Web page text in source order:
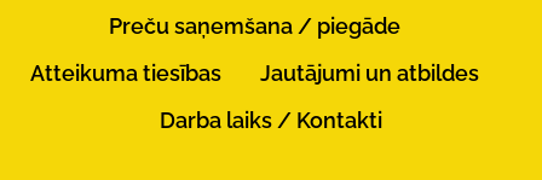
Preču saņemšana / piegāde
Atteikuma tiesības
Jautājumi un atbildes
Darba laiks / Kontakti